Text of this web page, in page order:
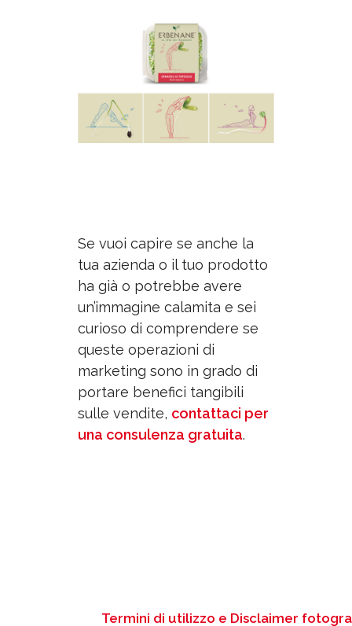
Se vuoi capire se anche la
tua azienda o il tuo prodotto
ha già o potrebbe avere
un’immagine calamita e sei
curioso di comprendere se
queste operazioni di
marketing sono in grado di
portare benefici tangibili
sulle vendite, contattaci per
una consulenza gratuita.
Termini di utilizzo e Disclaimer